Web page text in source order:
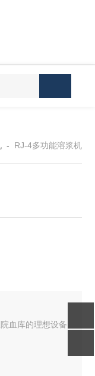
六孔油浴锅
- RJ-4多功能溶浆机
血库的理想设备